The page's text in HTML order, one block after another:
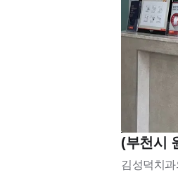
(부천시
김성덕치과